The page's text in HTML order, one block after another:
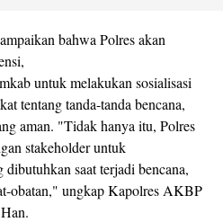
bahwa Polres akan
untuk melakukan sosialisasi
tentang tanda-tanda bencana,
aman. "Tidak hanya itu, Polres
stakeholder untuk
saat terjadi bencana,
obatan," ungkap Kapolres AKBP